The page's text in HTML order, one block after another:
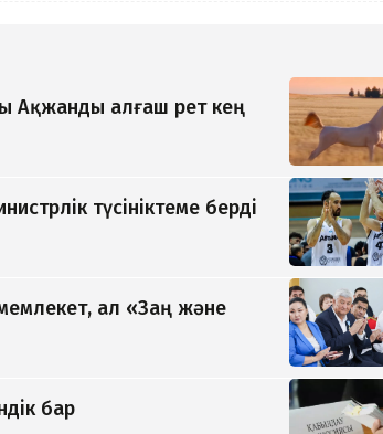
Ақжанды алғаш рет кең
түсініктеме берді
ал «Заң және
бар